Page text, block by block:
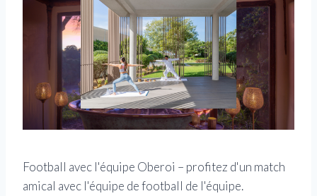
Football avec l'équipe Oberoi – profitez d'un match
amical avec l'équipe de football de l'équipe.